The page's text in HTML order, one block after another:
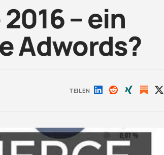
– ein
Adwords?
TEILEN Auf Auf Auf Auf